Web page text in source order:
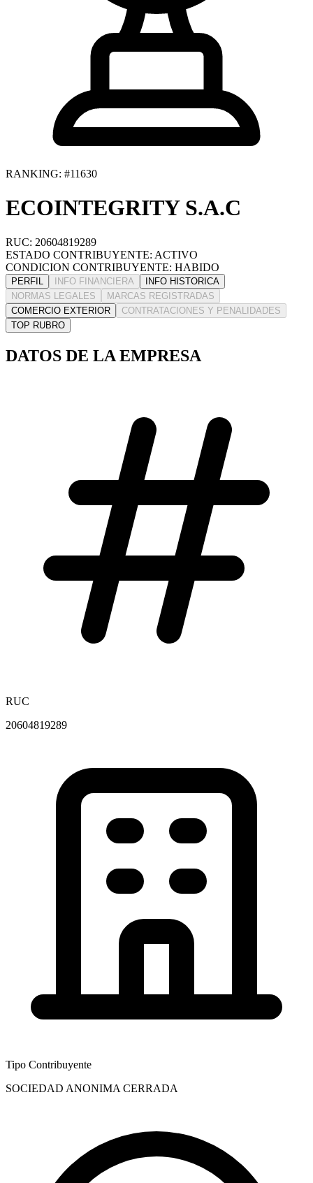
RANKING: #11630
ECOINTEGRITY S.A.C
RUC: 20604819289
ESTADO CONTRIBUYENTE: ACTIVO
CONDICION CONTRIBUYENTE: HABIDO
PERFIL INFO FINANCIERA
INFO HISTORICA
NORMAS LEGALES
MARCAS REGISTRADAS
COMERCIO EXTERIOR
CONTRATACIONES Y PENALIDADES
TOP RUBRO
DATOS DE LA EMPRESA
RUC
20604819289
Tipo Contribuyente
SOCIEDAD ANONIMA CERRADA